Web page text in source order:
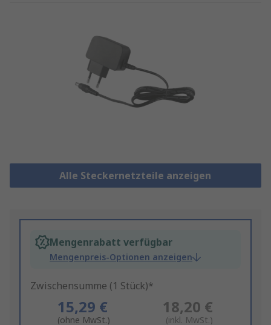
Alle Steckernetzteile anzeigen
Mengenrabatt verfügbar
Mengenpreis-Optionen anzeigen
Zwischensumme (1 Stück)*
15,29 €
(ohne MwSt.)
18,20 €
(inkl. MwSt.)